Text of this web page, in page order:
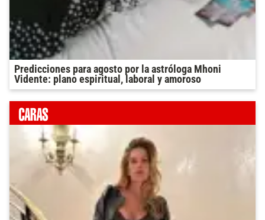
Predicciones para agosto por la astróloga Mhoni
Vidente: plano espiritual, laboral y amoroso